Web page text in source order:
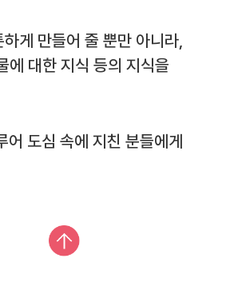
게 만들어 줄 뿐만 아니라,
에 대한 지식 등의 지식을
어 도심 속에 지친 분들에게